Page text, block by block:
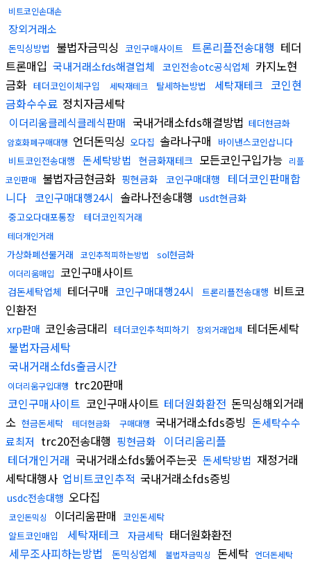
비트코인손대손
장외거래소
돈믹싱방법 불법자금믹싱 코인구매사이트 트론리플전송대행 테더
트론매입 국내거래소fds해결업체 코인전송otc공식업체 카지노현
금화 테더코인이체구입 세탁재테크 탈세하는방법 세탁재테크 코인현
금화수수료 정치자금세탁
이더리움클레식클레식판매 국내거래소fds해결방법 테더현금화
암호화폐구매대행 언더돈믹싱 오다집 솔라나구매
바이낸스코인삽니다
비트코인전송대행
돈세탁방법 현금화재테크 모든코인구입가능 리플
코인판매 불법자금현금화 핑현금화 코인구매대행
테더코인판매합
니다
코인구매대행24시 솔라나전송대행 usdt현금화
중고오다대포통장 테더코인직거래
테더개인거래
가상화폐선물거래 코인추적피하는방법 sol현금화
이더리움매입 코인구매사이트
검돈세탁업체 테더구매 코인구매대행24시 트론리플전송대행 비트코
인환전
xrp판매 코인송금대리 테더코인추척피하기 장외거래업체 테더돈세탁
불법자금세탁
국내거래소fds출금시간
이더리움구입대행 trc20판매
코인구매사이트 코인구매사이트 테더원화환전 돈믹싱해외거래
소 현금돈세탁 테더현금화 구매대행 국내거래소fds증빙 돈세탁수수
료최저 trc20전송대행 핑현금화
이더리움리플
테더개인거래 국내거래소fds뚫어주는곳 돈세탁방법 재정거래
세탁대행사 업비트코인추적 국내거래소fds증빙
usdc전송대행 오다집
코인돈믹싱 이더리움판매 코인돈세탁
알트코인매입
세탁재테크 자금세탁 태더원화환전
세무조사피하는방법
돈믹싱업체 불법자금믹싱 돈세탁 언더돈세탁